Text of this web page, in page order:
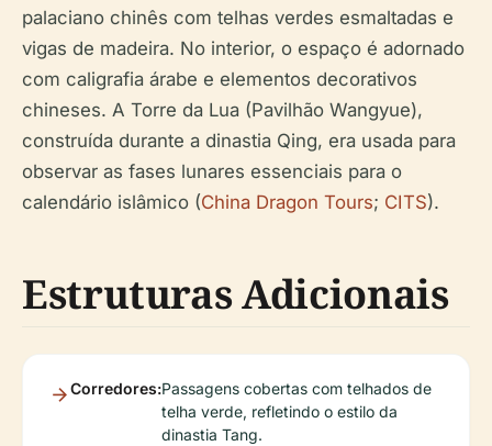
palaciano chinês com telhas verdes esmaltadas e
vigas de madeira. No interior, o espaço é adornado
com caligrafia árabe e elementos decorativos
chineses. A Torre da Lua (Pavilhão Wangyue),
construída durante a dinastia Qing, era usada para
observar as fases lunares essenciais para o
calendário islâmico (China Dragon Tours; CITS).
Estruturas Adicionais
Corredores:Passagens cobertas com telhados de
telha verde, refletindo o estilo da
dinastia Tang.